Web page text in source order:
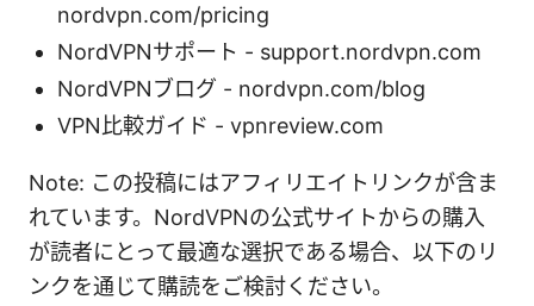
nordvpn.com/pricing
NordVPNサポート - support.nordvpn.com
NordVPNブログ - nordvpn.com/blog
VPN比較ガイド - vpnreview.com
Note: この投稿にはアフィリエイトリンクが含ま
れています。NordVPNの公式サイトからの購入
が読者にとって最適な選択である場合、以下のリ
ンクを通じて購読をご検討ください。